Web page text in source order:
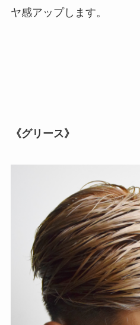
ヤ感アップします。
《グリース》